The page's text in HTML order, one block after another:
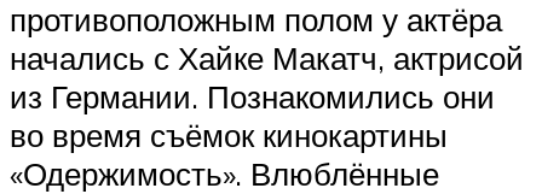
противоположным полом у актёра
начались с Хайке Макатч, актрисой
из Германии. Познакомились они
во время съёмок кинокартины
«Одержимость». Влюблённые